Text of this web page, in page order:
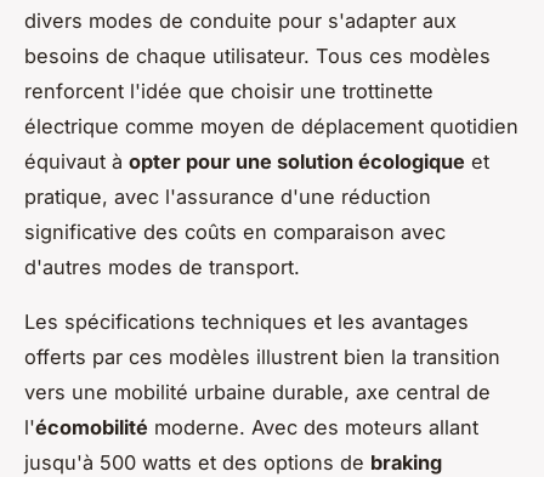
divers modes de conduite pour s'adapter aux
besoins de chaque utilisateur. Tous ces modèles
renforcent l'idée que choisir une trottinette
électrique comme moyen de déplacement quotidien
équivaut à opter pour une solution écologique et
pratique, avec l'assurance d'une réduction
significative des coûts en comparaison avec
d'autres modes de transport.
Les spécifications techniques et les avantages
offerts par ces modèles illustrent bien la transition
vers une mobilité urbaine durable, axe central de
l'écomobilité moderne. Avec des moteurs allant
jusqu'à 500 watts et des options de braking